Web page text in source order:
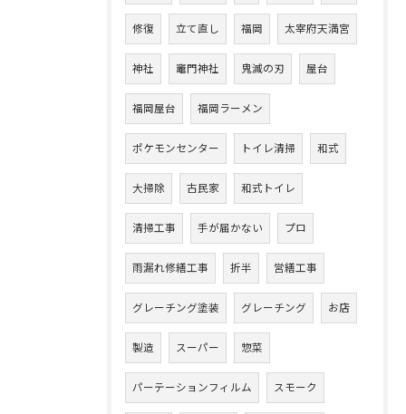
修復 立て直し 福岡 太宰府天満宮
神社 竈門神社 鬼滅の刃 屋台
福岡屋台 福岡ラーメン
ポケモンセンター トイレ清掃 和式
大掃除 古民家 和式トイレ
清掃工事 手が届かない プロ
雨漏れ修繕工事 折半 営繕工事
グレーチング塗装 グレーチング お店
製造 スーパー 惣菜
パーテーションフィルム スモーク